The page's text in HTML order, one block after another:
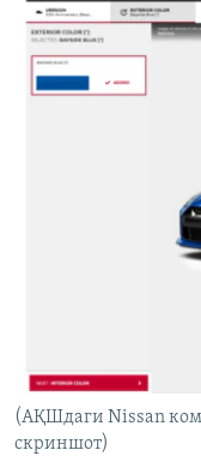
(АҚШдаги Nissan
скриншот)